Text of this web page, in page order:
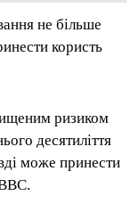
не більше
користь
ризиком
десятиліття
може принести